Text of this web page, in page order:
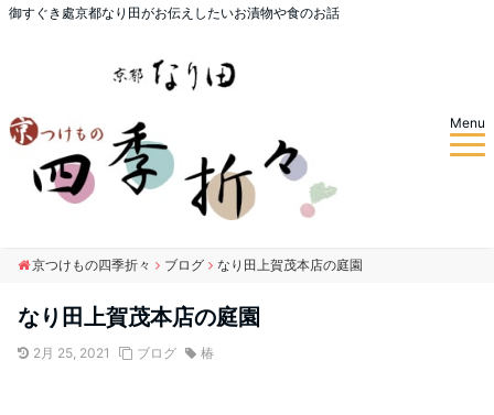
御すぐき處京都なり田がお伝えしたいお漬物や食のお話
Menu
京つけもの四季折々 ブログ なり田上賀茂本店の庭園
なり田上賀茂本店の庭園
2月 25, 2021 ブログ 椿